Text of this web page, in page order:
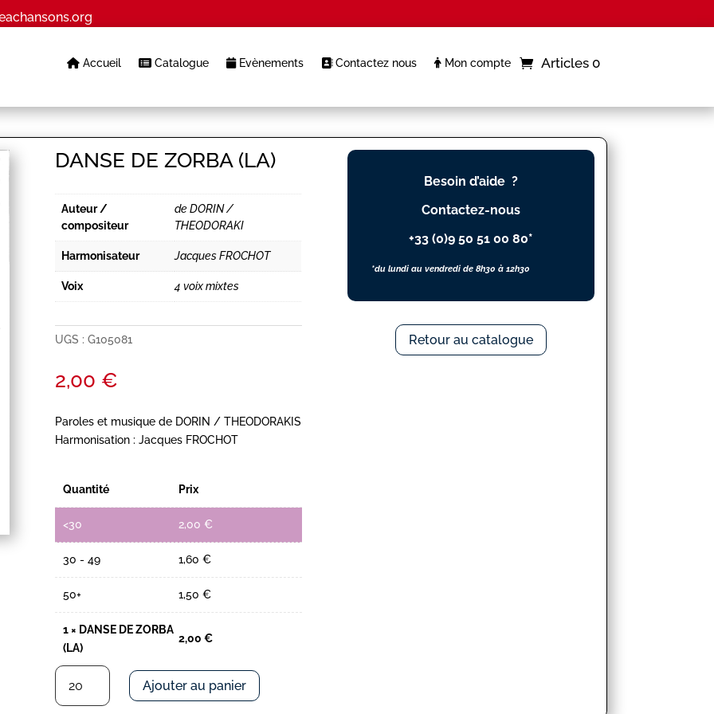
Accueil Catalogue Evènements Contactez nous Mon compte Articles 0
DANSE DE ZORBA (LA)
Auteur /
compositeur
de DORIN /
THEODORAKI
Harmonisateur Jacques FROCHOT
Voix 4 voix mixtes
UGS :G105081
2,00 €
Paroles et musique de DORIN / THEODORAKIS
Harmonisation : Jacques FROCHOT
Quantité Prix
<30 2,00 €
30 - 49 1,60 €
50+ 1,50 €
1 × DANSE DE ZORBA
(LA)
2,00 €
quantité
DANSE
Ajouter au panier
Besoin d’aide ?
Contactez-nous
+33 (0)9 50 51 00 80*
*du lundi au vendredi de 8h30 à 12h30
Retour au catalogue